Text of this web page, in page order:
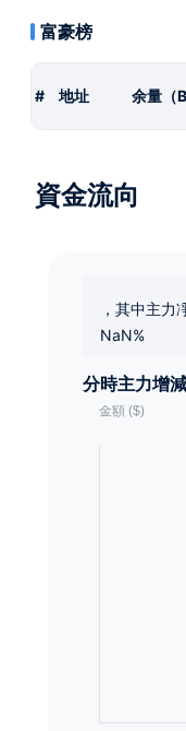
富豪榜
# 地址 余量（
資金流向
，其中主力
NaN%
分時主力增